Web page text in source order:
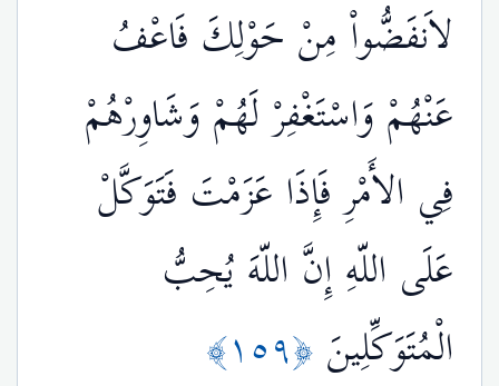
لاَنفَضُّواْ مِنْ حَوْلِكَ فَاعْفُ
عَنْهُمْ وَاسْتَغْفِرْ لَهُمْ وَشَاوِرْهُمْ
فِي الأَمْرِ فَإِذَا عَزَمْتَ فَتَوَكَّلْ
عَلَى اللّهِ إِنَّ اللّهَ يُحِبُّ
الْمُتَوَكِّلِينَ ﴿١٥٩﴾